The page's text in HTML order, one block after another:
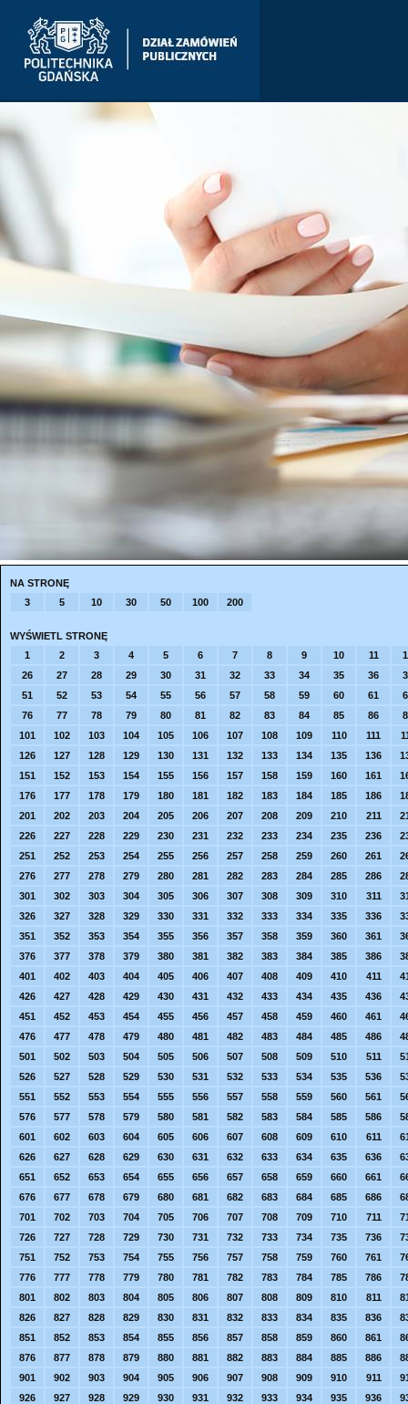
NA STRONĘ
3
5 10 30 50 100 200
WYŚWIETL STRONĘ
1
2 3 4 5 6 7 8 9 10 11
26
27 28 29 30 31 32 33 34 35 36
51
52 53 54 55 56 57 58 59 60 61
76
77 78 79 80 81 82 83 84 85 86
101
102 103 104 105 106 107 108 109 110 111
126
127 128 129 130 131 132 133 134 135 136
151
152 153 154 155 156 157 158 159 160 161
176
177 178 179 180 181 182 183 184 185 186
201
202 203 204 205 206 207 208 209 210 211
226
227 228 229 230 231 232 233 234 235 236
251
252 253 254 255 256 257 258 259 260 261
276
277 278 279 280 281 282 283 284 285 286
301
302 303 304 305 306 307 308 309 310 311
326
327 328 329 330 331 332 333 334 335 336
351
352 353 354 355 356 357 358 359 360 361
376
377 378 379 380 381 382 383 384 385 386
401
402 403 404 405 406 407 408 409 410 411
426
427 428 429 430 431 432 433 434 435 436
451
452 453 454 455 456 457 458 459 460 461
476
477 478 479 480 481 482 483 484 485 486
501
502 503 504 505 506 507 508 509 510 511
526
527 528 529 530 531 532 533 534 535 536
551
552 553 554 555 556 557 558 559 560 561
576
577 578 579 580 581 582 583 584 585 586
601
602 603 604 605 606 607 608 609 610 611
626
627 628 629 630 631 632 633 634 635 636
651
652 653 654 655 656 657 658 659 660 661
676
677 678 679 680 681 682 683 684 685 686
701
702 703 704 705 706 707 708 709 710 711
726
727 728 729 730 731 732 733 734 735 736
751
752 753 754 755 756 757 758 759 760 761
776
777 778 779 780 781 782 783 784 785 786
801
802 803 804 805 806 807 808 809 810 811
826
827 828 829 830 831 832 833 834 835 836
851
852 853 854 855 856 857 858 859 860 861
876
877 878 879 880 881 882 883 884 885 886
901
902 903 904 905 906 907 908 909 910 911
926
927 928 929 930 931 932 933 934 935 936